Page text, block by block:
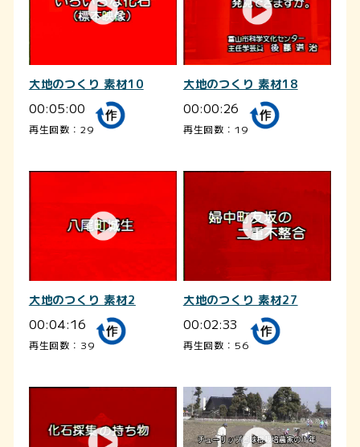
大地のつくり 素材10
00:05:00
再生回数：29
大地のつくり 素材18
00:00:26
再生回数：19
大地のつくり 素材2
00:04:16
再生回数：39
大地のつくり 素材27
00:02:33
再生回数：56